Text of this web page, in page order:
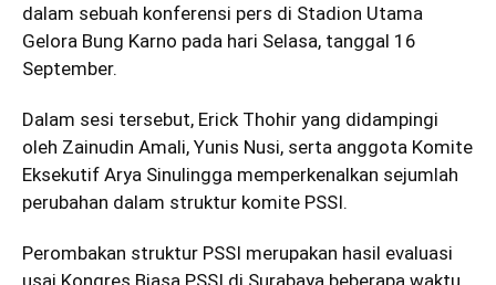
dalam sebuah konferensi pers di Stadion Utama
Gelora Bung Karno pada hari Selasa, tanggal 16
September.
Dalam sesi tersebut, Erick Thohir yang didampingi
oleh Zainudin Amali, Yunis Nusi, serta anggota Komite
Eksekutif Arya Sinulingga memperkenalkan sejumlah
perubahan dalam struktur komite PSSI.
Perombakan struktur PSSI merupakan hasil evaluasi
usai Kongres Biasa PSSI di Surabaya beberapa waktu